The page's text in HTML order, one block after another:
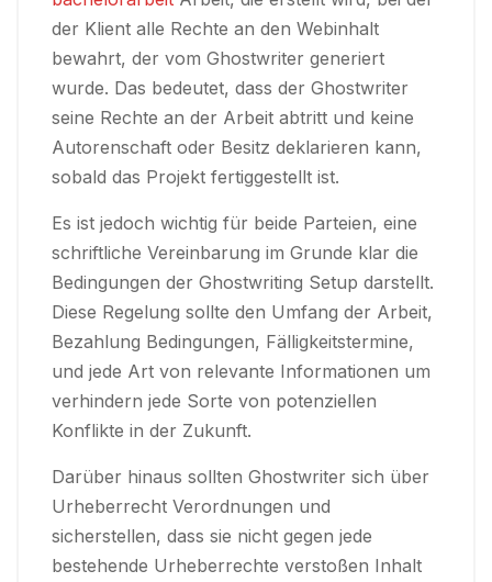
der Klient alle Rechte an den Webinhalt
bewahrt, der vom Ghostwriter generiert
wurde. Das bedeutet, dass der Ghostwriter
seine Rechte an der Arbeit abtritt und keine
Autorenschaft oder Besitz deklarieren kann,
sobald das Projekt fertiggestellt ist.
Es ist jedoch wichtig für beide Parteien, eine
schriftliche Vereinbarung im Grunde klar die
Bedingungen der Ghostwriting Setup darstellt.
Diese Regelung sollte den Umfang der Arbeit,
Bezahlung Bedingungen, Fälligkeitstermine,
und jede Art von relevante Informationen um
verhindern jede Sorte von potenziellen
Konflikte in der Zukunft.
Darüber hinaus sollten Ghostwriter sich über
Urheberrecht Verordnungen und
sicherstellen, dass sie nicht gegen jede
bestehende Urheberrechte verstoßen Inhalt